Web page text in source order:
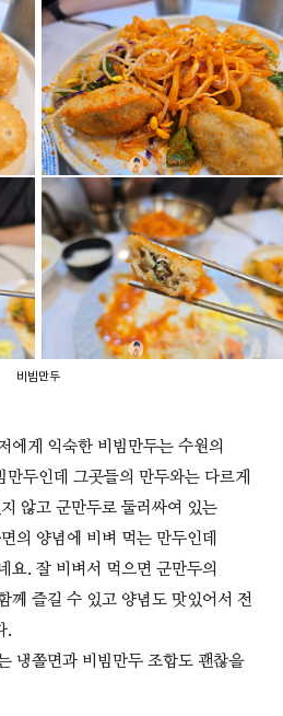
비빔만두
에게 익숙한 비빔만두는 수원의
두인데 그곳들의 만두와는 다르게
않고 군만두로 둘러싸여 있는
의 양념에 비벼 먹는 만두인데
요. 잘 비벼서 먹으면 군만두의
께 즐길 수 있고 양념도 맛있어서 전
.
냉쫄면과 비빔만두 조합도 괜찮을